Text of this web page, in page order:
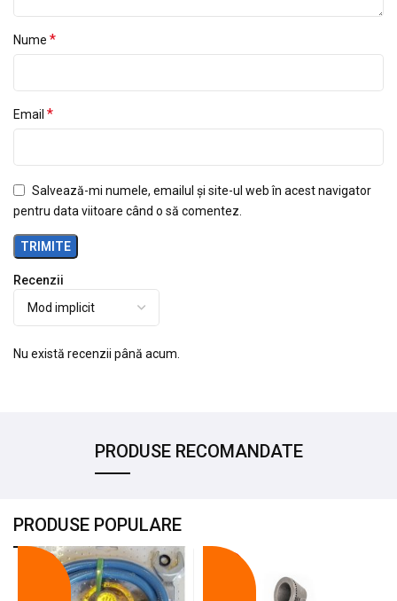
Recenzii
Nu există recenzii până acum.
Nume *
Email *
Salvează-mi numele, emailul și site-ul web în acest navigator
pentru data viitoare când o să comentez.
PRODUSE RECOMANDATE
PRODUSE POPULARE